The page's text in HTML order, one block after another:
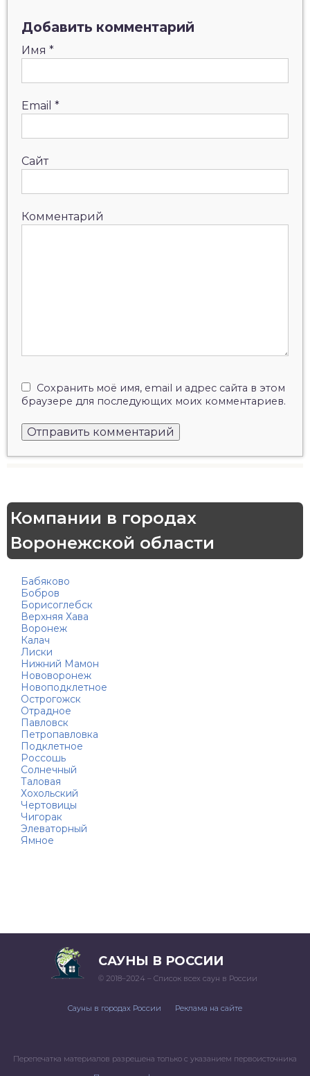
Добавить комментарий
Имя *
Email *
Сайт
Комментарий
Сохранить моё имя, email и адрес сайта в этом
браузере для последующих моих комментариев.
Компании в городах
Воронежской области
Бабяково
Бобров
Борисоглебск
Верхняя Хава
Воронеж
Калач
Лиски
Нижний Мамон
Нововоронеж
Новоподклетное
Острогожск
Отрадное
Павловск
Петропавловка
Подклетное
Россошь
Солнечный
Таловая
Хохольский
Чертовицы
Чигорак
Элеваторный
Ямное
САУНЫ В РОССИИ
© 2018–2024 – Список всех саун в России
Сауны в городах России Реклама на сайте
Перепечатка материалов разрешена только с указанием первоисточника